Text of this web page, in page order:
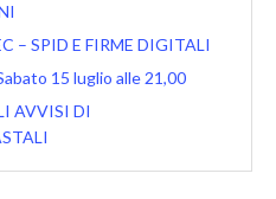
– SPID E FIRME DIGITALI
15 luglio alle 21,00
AVVISI DI